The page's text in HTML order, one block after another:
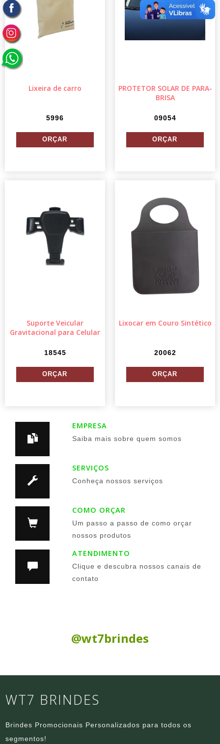
Lixeira de carro
5996
PROTETOR SOLAR DE PARA-
BRISA
09054
Suporte Veicular
Gravitacional para Celular
18545
Lixocar em Couro Sintético
20062
EMPRESA
Saiba mais sobre quem somos
SERVIÇOS
Conheça nossos serviços
COMO ORÇAR
Um passo a passo de como orçar
nossos produtos
ATENDIMENTO
Clique e descubra nossos canais de
contato
@wt7brindes
WT7 BRINDES
Brindes Promocionais Personalizados para todos os
segmentos!